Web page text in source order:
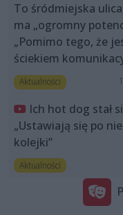
To śródmiejska
ma „ogromny
„Pomimo tego, że
ściekiem
Aktualności
Ich hot dog stał
„Ustawiają się po
kolejki”
Aktualności